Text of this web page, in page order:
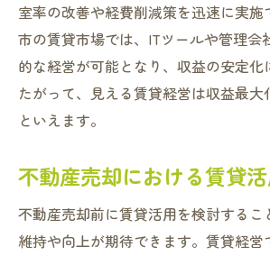
室率の改善や経費削減策を迅速に実施
市の賃貸市場では、ITツールや管理会
的な経営が可能となり、収益の安定化
たがって、見える賃貸経営は収益最大
といえます。
不動産売却における賃貸
不動産売却前に賃貸活用を検討するこ
維持や向上が期待できます。賃貸経営